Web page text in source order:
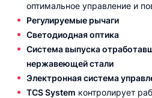
оптимальное управление и
Регулируемые рычаги
Светодиодная оптика
Система выпуска
нержавеющей стали
Электронная система
TCS System контролирует